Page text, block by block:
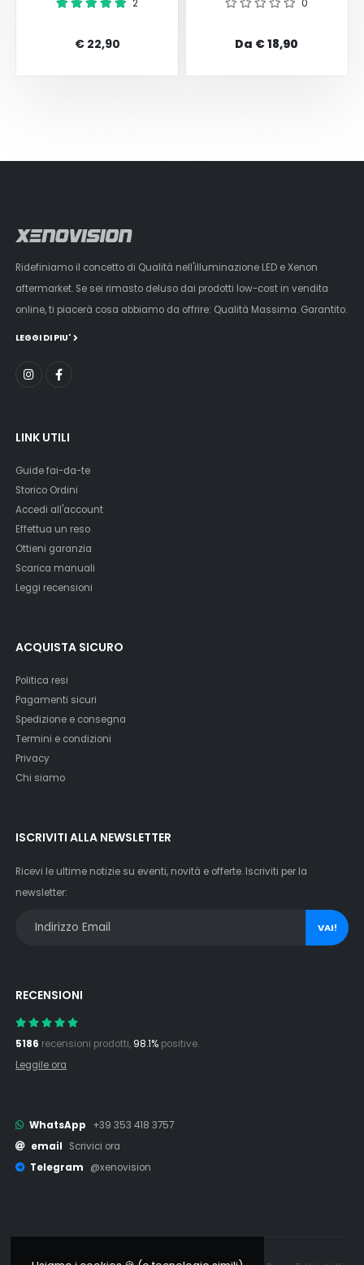
2
€ 22,90
0
Da € 18,90
Ridefiniamo il concetto di Qualità nell'illuminazione LED e Xenon
aftermarket. Se sei rimasto deluso dai prodotti low-cost in vendita
online, ti piacerà cosa abbiamo da offrire: Qualità Massima. Garantito.
LEGGI DI PIU'
LINK UTILI
Guide fai-da-te
Storico Ordini
Accedi all'account
Effettua un reso
Ottieni garanzia
Scarica manuali
Leggi recensioni
ACQUISTA SICURO
Politica resi
Pagamenti sicuri
Spedizione e consegna
Termini e condizioni
Privacy
Chi siamo
ISCRIVITI ALLA NEWSLETTER
Ricevi le ultime notizie su eventi, novità e offerte. Iscriviti per la
newsletter:
VAI!
RECENSIONI
5186 recensioni prodotti, 98.1% positive.
Leggile ora
WhatsApp
+39 353 418 3757
email
Scrivici ora
Telegram
@xenovision